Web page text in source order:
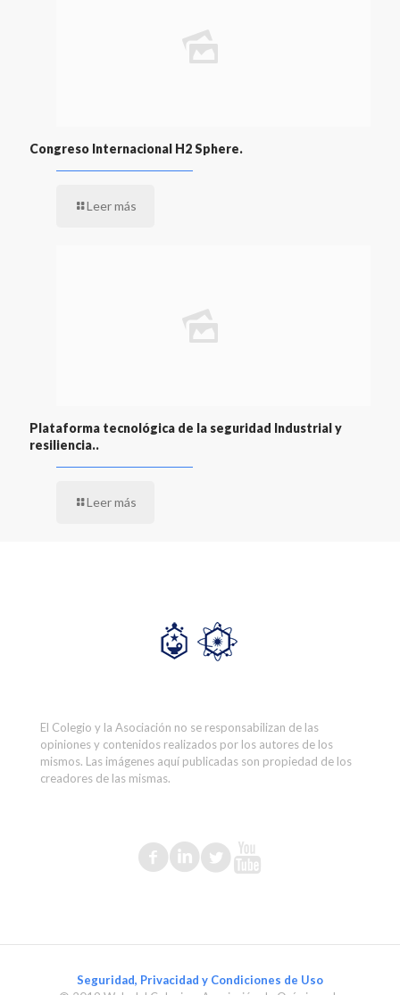
Congreso Internacional H2 Sphere.
Leer más
Plataforma tecnológica de la seguridad Industrial y
resiliencia..
Leer más
El Colegio y la Asociación no se responsabilizan de las
opiniones y contenidos realizados por los autores de los
mismos. Las imágenes aquí publicadas son propiedad de los
creadores de las mismas.
Seguridad, Privacidad y Condiciones de Uso